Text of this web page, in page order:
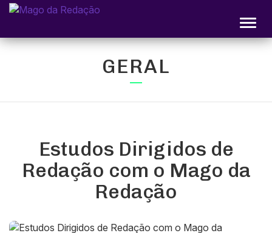
GERAL
Estudos Dirigidos de
Redação com o Mago da
Redação